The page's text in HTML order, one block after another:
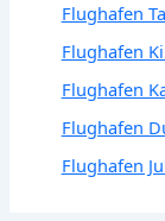
Flughafen
Flughafen
Flughafen
Flughafen
Flughafen